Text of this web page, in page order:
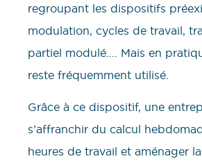
regroupant les dispositifs
modulation, cycles de travail,
partiel modulé…. Mais en
reste fréquemment utilisé.
Grâce à ce dispositif, une
s’affranchir du calcul
heures de travail et aménager